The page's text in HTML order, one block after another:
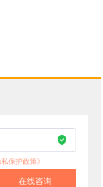
私保护政策》
在线咨询